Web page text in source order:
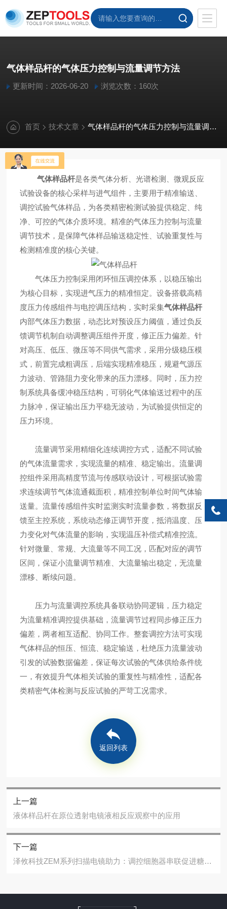
气体样品杆的气体压力控制与流量调节方法
更新时间：2026-06-20 浏览次数：160次
首页 技术文章 气体样品杆的气体压力控制与流量调节方法
气体样品杆是各类气体分析、光谱检测、微观反应
试验设备的核心采样与进气组件，主要用于精准输送、
调控试验气体样品，为各类精密检测试验提供稳定、纯
净、可控的气体介质环境。精准的气体压力控制与流量
调节技术，是保障气体样品输送稳定性、试验重复性与
检测精准度的核心关键。
气体压力控制采用闭环恒压调控体系，以稳压输出
为核心目标，实现进气压力的精准恒定。设备搭载高精
度压力传感组件与电控调压结构，实时采集气体样品杆
内部气体压力数据，动态比对预设压力阈值，通过负反
馈调节机制自动调整调压组件开度，修正压力偏差。针
对高压、低压、微压等不同供气需求，采用分级稳压模
式，前置完成粗调压，后端实现精准稳压，规避气源压
力波动、管路阻力变化带来的压力漂移。同时，压力控
制系统具备缓冲稳压结构，可弱化气体输送过程中的压
力脉冲，保证输出压力平稳无波动，为试验提供恒定的
压力环境。
流量调节采用精细化连续调控方式，适配不同试验
的气体流量需求，实现流量的精准、稳定输出。流量调
控组件采用高精度节流与传感联动设计，可根据试验需
求连续调节气体流通截面积，精准控制单位时间气体输
送量。流量传感组件实时监测实时流量参数，将数据反
馈至主控系统，系统动态修正调节开度，抵消温度、压
力变化对气体流量的影响，实现温压补偿式精准控流。
针对微量、常规、大流量等不同工况，匹配对应的调节
区间，保证小流量调节精准、大流量输出稳定，无流量
漂移、断续问题。
压力与流量调控系统具备联动协同逻辑，压力稳定
为流量精准调控提供基础，流量调节过程同步修正压力
偏差，两者相互适配、协同工作。整套调控方法可实现
气体样品的恒压、恒流、稳定输送，杜绝压力流量波动
引发的试验数据偏差，保证每次试验的气体供给条件统
一，有效提升气体相关试验的重复性与精准性，适配各
类精密气体检测与反应试验的严苛工况需求。
返回列表
上一篇
液体样品杆在原位透射电镜液相反应观察中的应用
下一篇
泽攸科技ZEM系列扫描电镜助力：调控细胞器串联促进糖尿病植入物骨整合研究